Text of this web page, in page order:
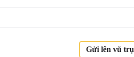
Gửi lên vũ trụ